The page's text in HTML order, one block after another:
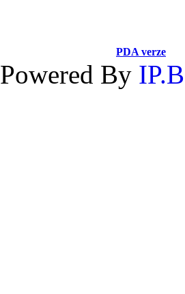
PDA verze
Powered By